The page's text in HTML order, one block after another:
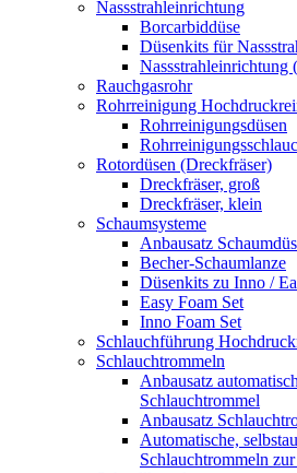
Nassstrahleinrichtung
Borcarbiddüse
Düsenkits für
Nassstrahleinrichtung
Rauchgasrohr
Rohrreinigung
Rohrreinigungsdüsen
Rotordüsen (Dreckfräser)
Dreckfräser, groß
Dreckfräser, klein
Schaumsysteme
Anbausatz
Becher-Schaumlanze
Düsenkits zu Inno /
Easy Foam Set
Inno Foam Set
Schlauchführung
Schlauchtrommeln
Anbausatz
Schlauchtrommel
Anbausatz
Automatische,
Schlauchtrommeln